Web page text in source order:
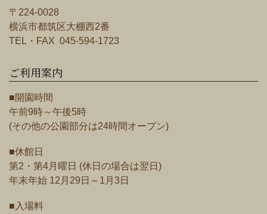
〒224-0028
横浜市都筑区大棚西2番
TEL・FAX 045-594-1723
ご利用案内
■開園時間
午前9時～午後5時
(その他の公園部分は24時間オープン)
■休館日
第2・第4月曜日 (休日の場合は翌日)
年末年始 12月29日～1月3日
■入場料